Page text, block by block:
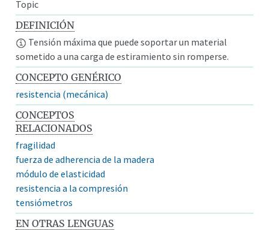
Topic
DEFINICIÓN
Tensión máxima que puede soportar un material
sometido a una carga de estiramiento sin romperse.
CONCEPTO GENÉRICO
resistencia (mecánica)
CONCEPTOS
RELACIONADOS
fragilidad
fuerza de adherencia de la madera
módulo de elasticidad
resistencia a la compresión
tensiómetros
EN OTRAS LENGUAS